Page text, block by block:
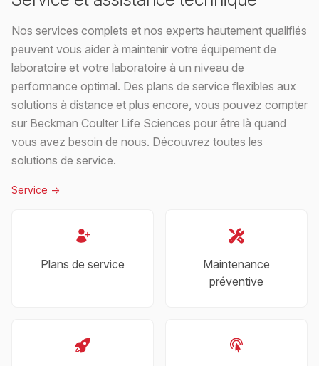
Nos services complets et nos experts hautement qualifiés
peuvent vous aider à maintenir votre équipement de
laboratoire et votre laboratoire à un niveau de
performance optimal. Des plans de service flexibles aux
solutions à distance et plus encore, vous pouvez compter
sur Beckman Coulter Life Sciences pour être là quand
vous avez besoin de nous. Découvrez toutes les
solutions de service.
Service ->
Plans de service
Maintenance
préventive